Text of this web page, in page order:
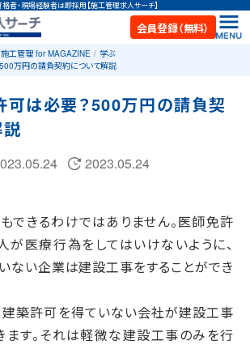
者・現場経験者は即採用【施工管理求人サーチ】
会員登録（無料）
施工管理 for MAGAZINE
学ぶ
万円の請負契約について解説
可は必要？500万円の請負契
2023.05.24
できるわけではありません。医師免許
が医療行為をしてはいけないように、
ない企業は建設工事をすることができ
建築許可を得ていない会社が建設工事
ます。それは軽微な建設工事のみを行